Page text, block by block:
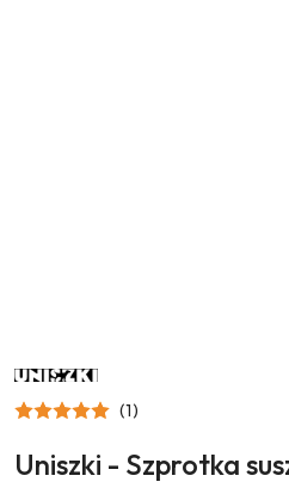
NAZWA
PRODUCENTA:
UNISZKI
(1)
Uniszki - Szprotka